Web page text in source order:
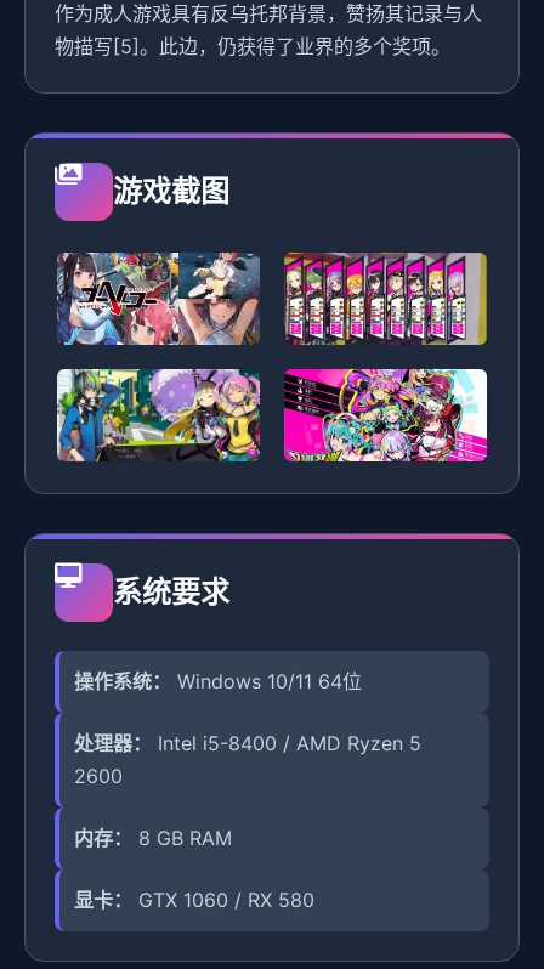
作为成人游戏具有反乌托邦背景，赞扬其记录与人
物描写[5]。此边，仍获得了业界的多个奖项。
游戏截图
系统要求
操作系统： Windows 10/11 64位
处理器：
Intel i5-8400 / AMD Ryzen 5
2600
内存： 8 GB RAM
显卡： GTX 1060 / RX 580